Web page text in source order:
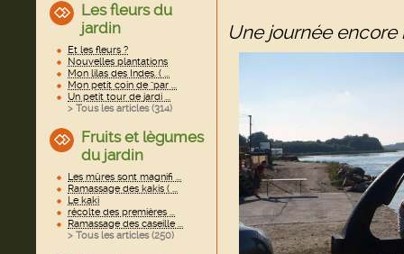
Les fleurs du
jardin
Et les fleurs ?
Nouvelles plantations
Mon lilas des Indes. ( ...
Mon petit coin de "par ...
Un petit tour de jardi ...
> Tous les articles (314)
Fruits et lègumes
du jardin
Les mûres sont magnifi ...
Ramassage des kakis ( ...
Le kaki
récolte des premières ...
Ramassage des caseille ...
> Tous les articles (250)
Une journée encore